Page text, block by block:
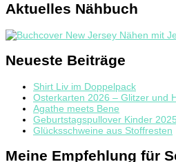
Aktuelles Nähbuch
Neueste Beiträge
Shirt Liv im Doppelpack
Osterkarten 2026 – Glitzer und
Agathe meets Bene
Geburtstagspullover Kinder 2025
Glücksschweine aus Stoffresten
Meine Empfehlung für